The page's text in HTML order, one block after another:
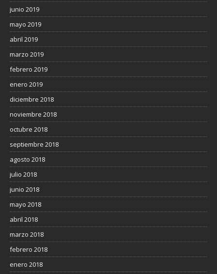
junio 2019
mayo 2019
abril 2019
marzo 2019
febrero 2019
enero 2019
diciembre 2018
noviembre 2018
octubre 2018
septiembre 2018
agosto 2018
julio 2018
junio 2018
mayo 2018
abril 2018
marzo 2018
febrero 2018
enero 2018